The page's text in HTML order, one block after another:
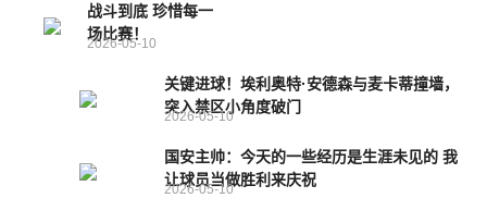
战斗到底 珍惜每一
场比赛！
2026-05-10
关键进球！埃利奥特·安德森与麦卡蒂撞墙，
突入禁区小角度破门
2026-05-10
国安主帅：今天的一些经历是生涯未见的 我
让球员当做胜利来庆祝
2026-05-10